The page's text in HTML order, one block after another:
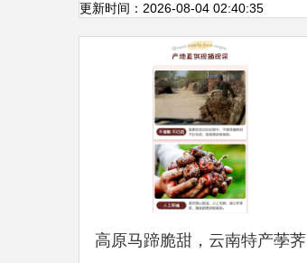
更新时间：2026-08-04 02:40:35
高原马蹄脆甜，云南特产荸荠